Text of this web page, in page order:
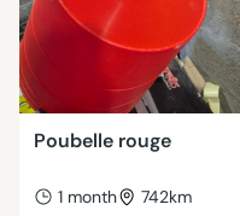
Poubelle rouge
1 month 742km